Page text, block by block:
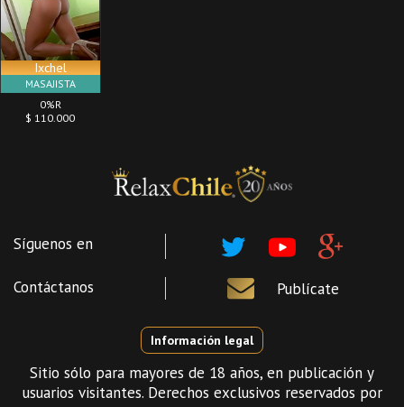
Ixchel
MASAJISTA
0%R
$ 110.000
Síguenos en
Contáctanos Publícate
Información legal
Sitio sólo para mayores de 18 años, en publicación y
usuarios visitantes. Derechos exclusivos reservados por